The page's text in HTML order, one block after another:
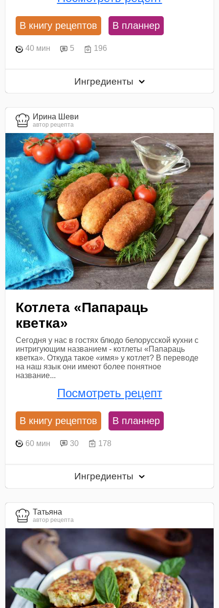
В книгу рецептов В планнер
40 мин 5 196
Ингредиенты
Ирина Шеви
автор рецепта
Котлета «Папараць
кветка»
Сегодня у нас в гостях блюдо белорусской кухни с
интригующим названием - котлеты «Папараць
кветка». Откуда такое «имя» у котлет? В переводе
на наш язык они имеют более понятное
название...
Посмотреть рецепт
В книгу рецептов В планнер
60 мин 30 178
Ингредиенты
Татьяна
автор рецепта